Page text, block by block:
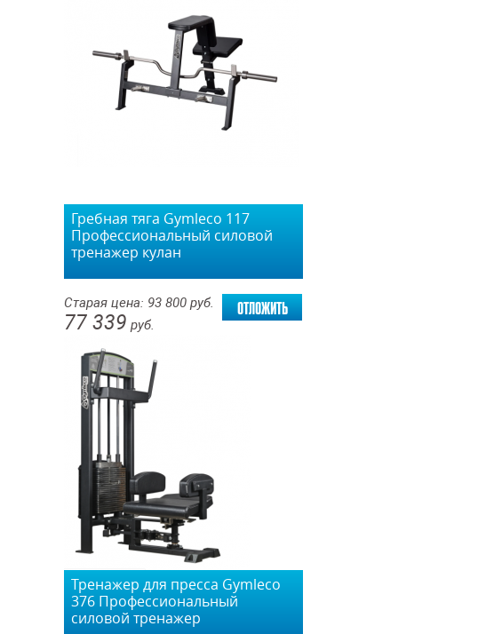
Гребная тяга Gymleco 117
Профессиональный силовой
тренажер кулан
Старая цена: 93 800 руб.
77 339 руб.
отложить
Тренажер для пресса Gymleco
376 Профессиональный
силовой тренажер